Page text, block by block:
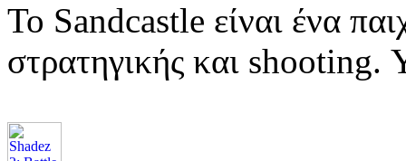
Το Sandcastle είναι ένα
στρατηγικής και shooting.